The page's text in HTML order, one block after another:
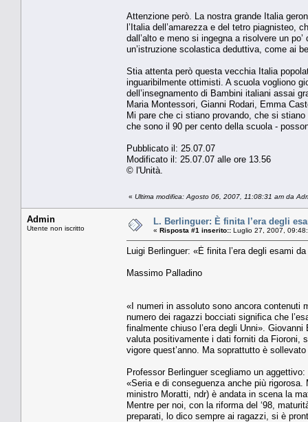
Attenzione però. La nostra grande Italia
l’Italia dell’amarezza e del tetro piagnisteo,
dall’alto e meno si ingegna a risolvere un
un’istruzione scolastica deduttiva, come ai
Stia attenta però questa vecchia Italia
inguaribilmente ottimisti. A scuola vogliono
dell’insegnamento di Bambini italiani assai
Maria Montessori, Gianni Rodari, Emma
Mi pare che ci stiano provando, che si
che sono il 90 per cento della scuola -
Pubblicato il: 25.07.07
Modificato il: 25.07.07 alle ore 13.56
© l'Unità.
« Ultima modifica: Agosto 06, 2007, 11:08:31 am da
Admin
Utente non iscritto
L. Berlinguer: È finita l’era degli
« Risposta #1 inserito:: Luglio 27, 2007,
Luigi Berlinguer: «È finita l’era degli esami
Massimo Palladino
«I numeri in assoluto sono ancora contenuti
numero dei ragazzi bocciati significa che
finalmente chiuso l’era degli Unni».
valuta positivamente i dati forniti da Fioroni,
vigore quest’anno. Ma soprattutto è
Professor Berlinguer scegliamo un
«Seria e di conseguenza anche più
ministro Moratti, ndr) è andata in scena la
Mentre per noi, con la riforma del ‘98,
preparati, lo dico sempre ai ragazzi, si è